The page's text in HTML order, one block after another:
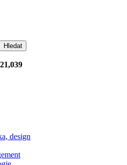
21,039
design